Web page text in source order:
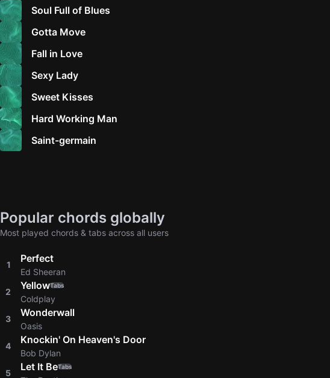
Soul Full of Blues
Gotta Move
Fall in Love
Sexy Lady
Sweet Kisses
Hard Working Man
Saint-germain
Popular chords globally
Most played chords & tabs across all users
1
Perfect
Ed Sheeran
2
YellowTabs
Coldplay
3
Wonderwall
Oasis
4
Knockin' On Heaven's Door
Bob Dylan
5
Let It BeTabs